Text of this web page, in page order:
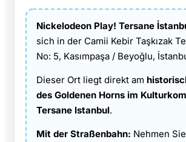
Nickelodeon Play! Tersane
sich in der Camii Kebir Taşkızak
No: 5, Kasımpaşa / Beyoğlu,
Dieser Ort liegt direkt am
des Goldenen Horns im
Tersane Istanbul.
Mit der Straßenbahn: Nehmen